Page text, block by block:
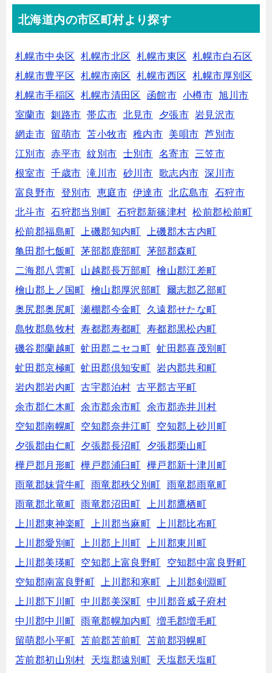
北海道内の市区町村より探す
札幌市中央区 札幌市北区 札幌市東区
札幌市白石区
札幌市豊平区
札幌市南区 札幌市西区
札幌市厚別区
札幌市手稲区
札幌市清田区 函館市 小樽市
旭川市
室蘭市
釧路市 帯広市 北見市 夕張市 岩見沢市
網走市
留萌市 苫小牧市 稚内市 美唄市
芦別市
江別市
赤平市 紋別市 士別市 名寄市
三笠市
根室市
千歳市 滝川市 砂川市 歌志内市
深川市
富良野市
登別市 恵庭市 伊達市 北広島市
石狩市
北斗市
石狩郡当別町 石狩郡新篠津村
松前郡松前町
松前郡福島町
上磯郡知内町
上磯郡木古内町
亀田郡七飯町
茅部郡鹿部町
茅部郡森町
二海郡八雲町
山越郡長万部町
檜山郡江差町
檜山郡上ノ国町
檜山郡厚沢部町
爾志郡乙部町
奥尻郡奥尻町
瀬棚郡今金町
久遠郡せたな町
島牧郡島牧村
寿都郡寿都町
寿都郡黒松内町
磯谷郡蘭越町
虻田郡ニセコ町
虻田郡喜茂別町
虻田郡京極町
虻田郡倶知安町
岩内郡共和町
岩内郡岩内町
古宇郡泊村
古平郡古平町
余市郡仁木町
余市郡余市町
余市郡赤井川村
空知郡南幌町
空知郡奈井江町
空知郡上砂川町
夕張郡由仁町
夕張郡長沼町
夕張郡栗山町
樺戸郡月形町
樺戸郡浦臼町
樺戸郡新十津川町
雨竜郡妹背牛町
雨竜郡秩父別町
雨竜郡雨竜町
雨竜郡北竜町
雨竜郡沼田町
上川郡鷹栖町
上川郡東神楽町
上川郡当麻町
上川郡比布町
上川郡愛別町
上川郡上川町
上川郡東川町
上川郡美瑛町
空知郡上富良野町
空知郡中富良野町
空知郡南富良野町
上川郡和寒町
上川郡剣淵町
上川郡下川町
中川郡美深町
中川郡音威子府村
中川郡中川町
雨竜郡幌加内町
増毛郡増毛町
留萌郡小平町
苫前郡苫前町
苫前郡羽幌町
苫前郡初山別村
天塩郡遠別町
天塩郡天塩町